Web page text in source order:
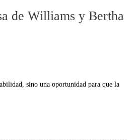
de Williams y Bertha
sino una oportunidad para que la